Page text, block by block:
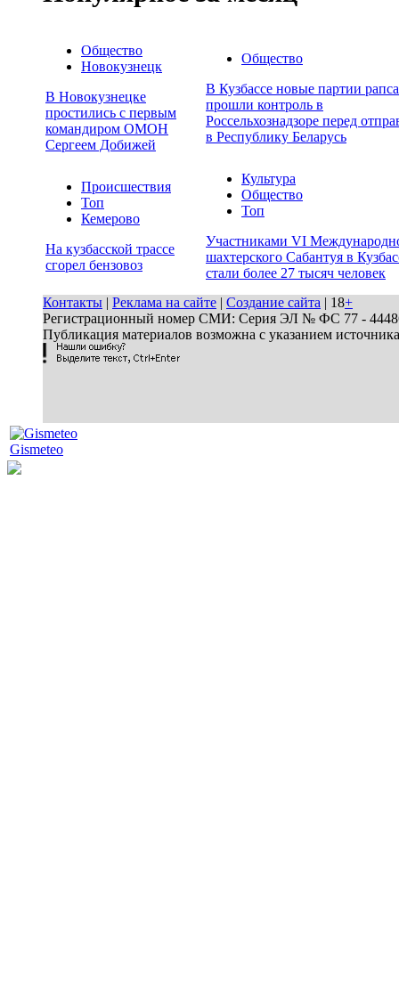
Общество
Новокузнецк
В Новокузнецке
простились с первым
командиром ОМОН
Сергеем Добижей
Общество
В Кузбассе новые партии рапса
прошли контроль в
Россельхознадзоре перед
в Республику Беларусь
Происшествия
Топ
Кемерово
На кузбасской трассе
сгорел бензовоз
Культура
Общество
Топ
Участниками VI
шахтерского Сабантуя в
стали более 27 тысяч человек
Контакты | Реклама на сайте | Создание сайта | 18+
Регистрационный номер СМИ: Серия ЭЛ № ФС 77 - 44486
Публикация материалов возможна с указанием
Gismeteo